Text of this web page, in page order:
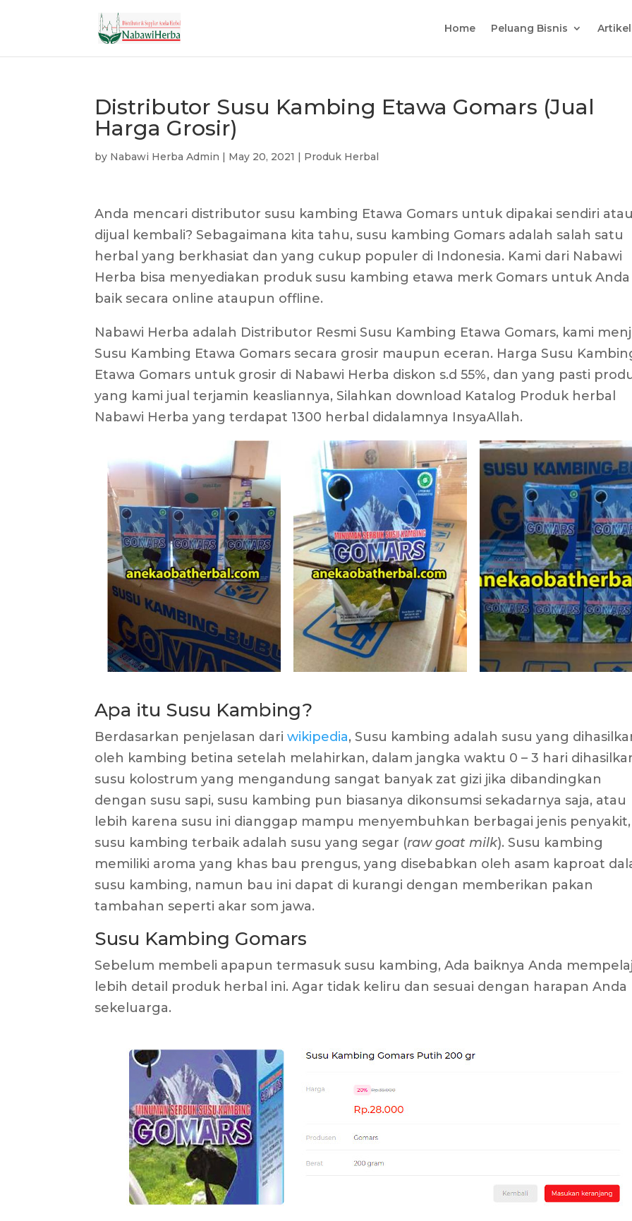
Home Peluang Bisnis
Distributor Susu Kambing Etawa Gomars (Jual
Harga Grosir)
by Nabawi Herba Admin | May 20, 2021 | Produk Herbal
Anda mencari distributor susu kambing Etawa Gomars untuk dipakai sendiri
dijual kembali? Sebagaimana kita tahu, susu kambing Gomars adalah salah satu
herbal yang berkhasiat dan yang cukup populer di Indonesia. Kami dari Nabawi
Herba bisa menyediakan produk susu kambing etawa merk Gomars untuk Anda
baik secara online ataupun offline.
Nabawi Herba adalah Distributor Resmi Susu Kambing Etawa Gomars, kami
Susu Kambing Etawa Gomars secara grosir maupun eceran. Harga Susu
Etawa Gomars untuk grosir di Nabawi Herba diskon s.d 55%, dan yang pasti
yang kami jual terjamin keasliannya, Silahkan download Katalog Produk herbal
Nabawi Herba yang terdapat 1300 herbal didalamnya InsyaAllah.
Apa itu Susu Kambing?
Berdasarkan penjelasan dariwikipedia, Susu kambing adalah susu yang
oleh kambing betina setelah melahirkan, dalam jangka waktu 0 – 3 hari
susu kolostrum yang mengandung sangat banyak zat gizi jika dibandingkan
dengan susu sapi, susu kambing pun biasanya dikonsumsi sekadarnya saja, atau
lebih karena susu ini dianggap mampu menyembuhkan berbagai jenis penyakit,
susu kambing terbaik adalah susu yang segar (raw goat milk). Susu kambing
memiliki aroma yang khas bau prengus, yang disebabkan oleh asam kaproat
susu kambing, namun bau ini dapat di kurangi dengan memberikan pakan
tambahan seperti akar som jawa.
Susu Kambing Gomars
Sebelum membeli apapun termasuk susu kambing, Ada baiknya Anda
lebih detail produk herbal ini. Agar tidak keliru dan sesuai dengan harapan Anda
sekeluarga.